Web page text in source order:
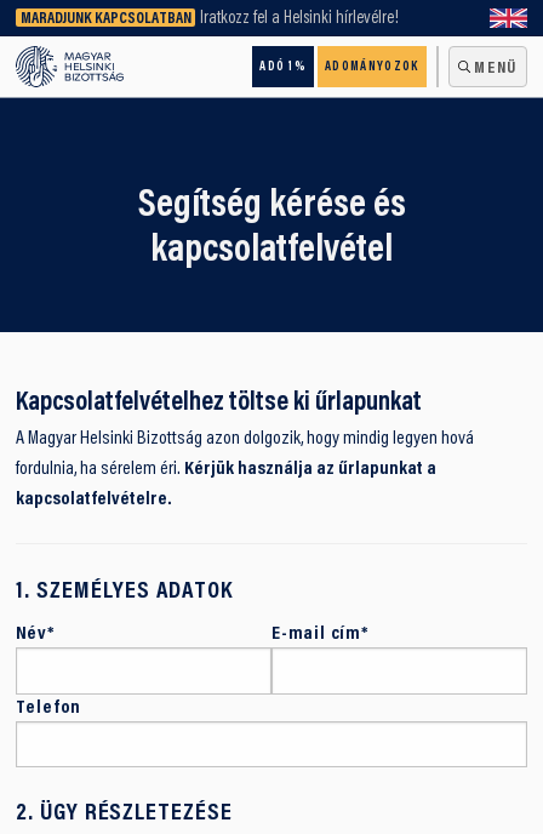
MARADJUNK KAPCSOLATBAN Iratkozz fel a Helsinki hírlevélre!
ADÓ 1% ADOMÁNYOZOK MENÜ
keresőnket!
Segítség kérése és
kapcsolatfelvétel
Kapcsolatfelvételhez töltse ki űrlapunkat
A Magyar Helsinki Bizottság azon dolgozik, hogy mindig legyen hová
fordulnia, ha sérelem éri. Kérjük használja az űrlapunkat a
kapcsolatfelvételre.
1. SZEMÉLYES ADATOK
Név* E-mail cím*
Telefon
2. ÜGY RÉSZLETEZÉSE